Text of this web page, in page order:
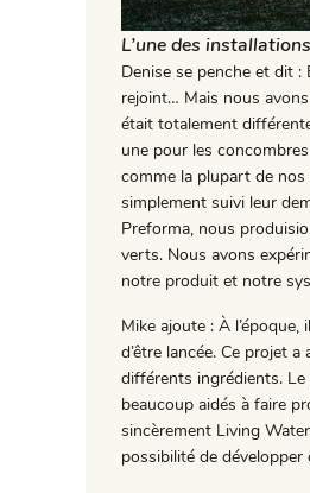
L’une des
Denise se penche et dit
rejoint… Mais nous
était totalement
une pour les
comme la plupart de
simplement suivi leur
Preforma, nous
verts. Nous avons
notre produit et notre
Mike ajoute : À
d’être lancée. Ce projet
différents ingrédients.
beaucoup aidés à faire
sincèrement Living
possibilité de